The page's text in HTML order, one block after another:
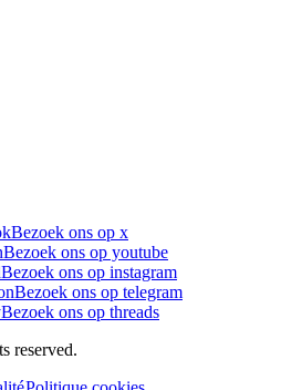
Bezoek ons op x
Bezoek ons op youtube
Bezoek ons op instagram
Bezoek ons op telegram
Bezoek ons op threads
reserved.